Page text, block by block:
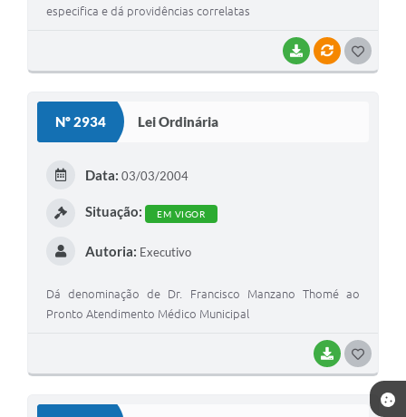
BAIXARVÍNCULOS
especifica e dá providências correlatas
Nº 2934 Lei Ordinária
BAIXAR
Data: 03/03/2004
Situação: EM VIGOR
Autoria: Executivo
Dá denominação de Dr. Francisco Manzano Thomé ao
Pronto Atendimento Médico Municipal